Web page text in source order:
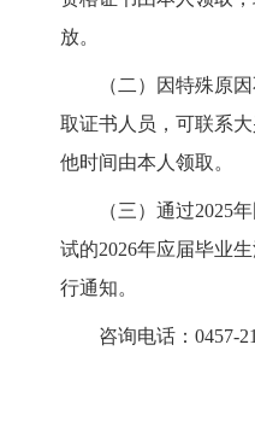
放。
（二）因特殊原
取证书人员，可联系
他时间由本人领取。
（三）通过2025
试的2026年应届毕业
行通知。
咨询电话：0457-